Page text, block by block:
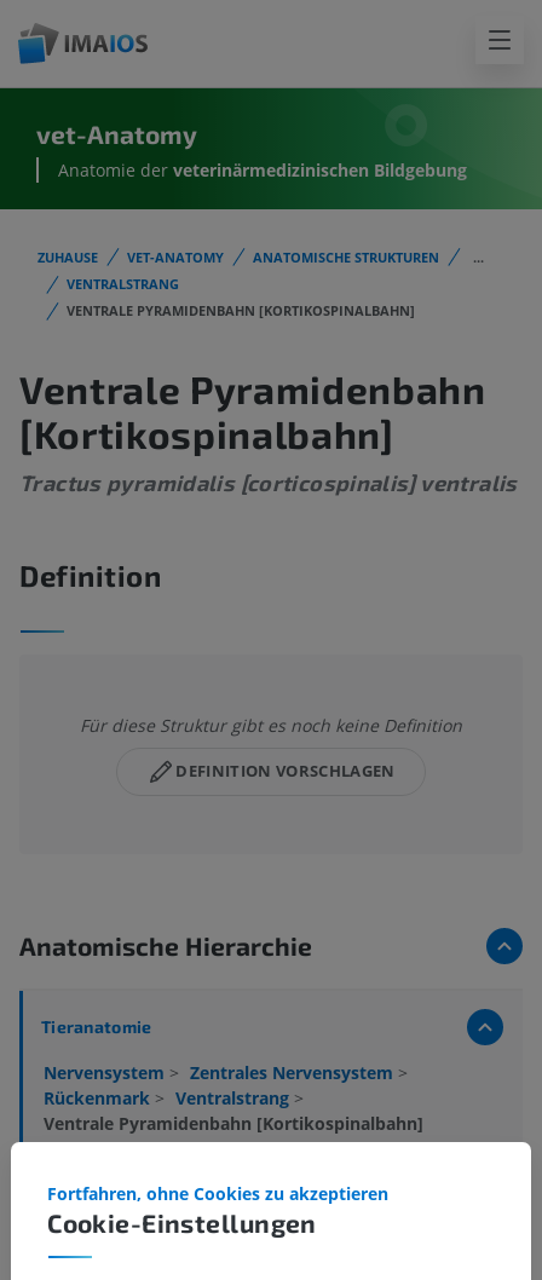
vet-Anatomy
Anatomie der veterinärmedizinischen Bildgebung
ZUHAUSE VET-ANATOMY ANATOMISCHE STRUKTUREN
...
VENTRALSTRANG
VENTRALE PYRAMIDENBAHN [KORTIKOSPINALBAHN]
Ventrale Pyramidenbahn
[Kortikospinalbahn]
Tractus pyramidalis [corticospinalis] ventralis
Definition
Für diese Struktur gibt es noch keine Definition
DEFINITION VORSCHLAGEN
Anatomische Hierarchie
Tieranatomie
Nervensystem > Zentrales Nervensystem >
Rückenmark > Ventralstrang >
Ventrale Pyramidenbahn [Kortikospinalbahn]
Teil gibt es keine zugehörigen Strukturen
Cookie-Einstellungen
Fortfahren, ohne Cookies zu akzeptieren